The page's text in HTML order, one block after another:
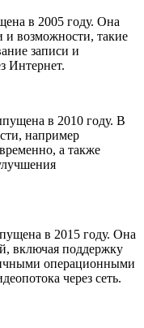
в 2005 году. Она
возможности, такие
записи и
Интернет.
в 2010 году. В
например
а также
в 2015 году. Она
включая поддержку
операционными
через сеть.